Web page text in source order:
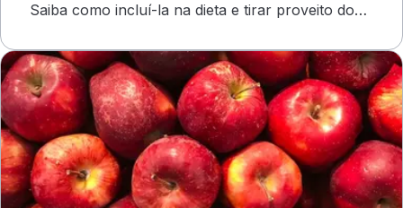
Saiba como incluí-la na dieta e tirar proveito dos